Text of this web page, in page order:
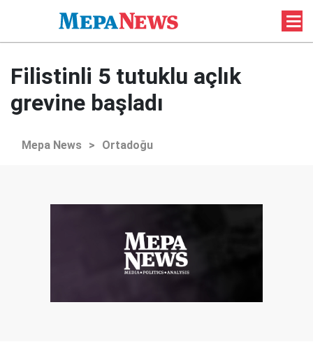
Filistinli 5 tutuklu açlık
grevine başladı
Mepa News > Ortadoğu